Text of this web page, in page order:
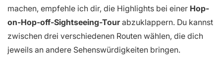
machen, empfehle ich dir, die Highlights bei einer Hop-
on-Hop-off-Sightseeing-Tourabzuklappern. Du kannst
zwischen drei verschiedenen Routen wählen, die dich
jeweils an andere Sehenswürdigkeiten bringen.